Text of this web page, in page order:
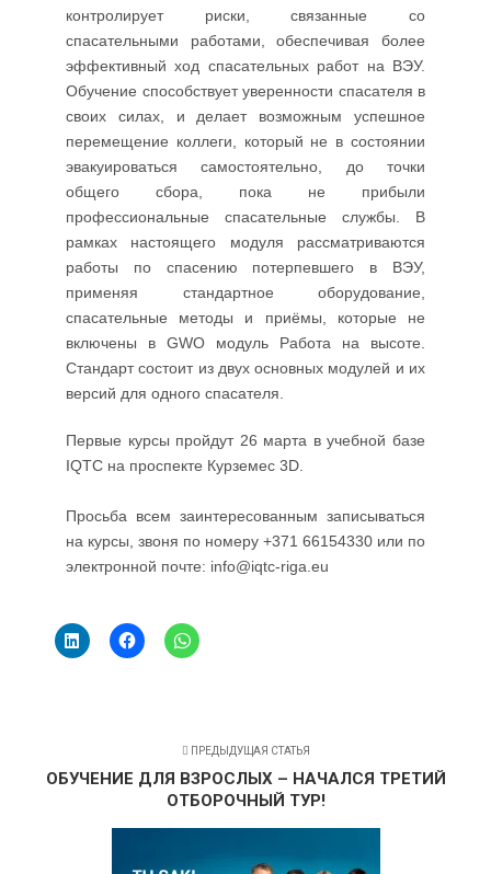
контролирует риски, связанные со
спасательными работами, обеспечивая более
эффективный ход спасательных работ на ВЭУ.
Обучение способствует уверенности спасателя в
своих силах, и делает возможным успешное
перемещение коллеги, который не в состоянии
эвакуироваться самостоятельно, до точки
общего сбора, пока не прибыли
профессиональные спасательные службы. В
рамках настоящего модуля рассматриваются
работы по спасению потерпевшего в ВЭУ,
применяя стандартное оборудование,
спасательные методы и приёмы, которые не
включены в GWO модуль Работа на высоте.
Стандарт состоит из двух основных модулей и их
версий для одного спасателя.
Первые курсы пройдут 26 марта в учебной базе
IQTC на проспекте Курземес 3D.
Просьба всем заинтересованным записываться
на курсы, звоня по номеру +371 66154330 или по
электронной почте: info@iqtc-riga.eu
ПРЕДЫДУЩАЯ СТАТЬЯ
ОБУЧЕНИЕ ДЛЯ ВЗРОСЛЫХ – НАЧАЛСЯ ТРЕТИЙ
ОТБОРОЧНЫЙ ТУР!